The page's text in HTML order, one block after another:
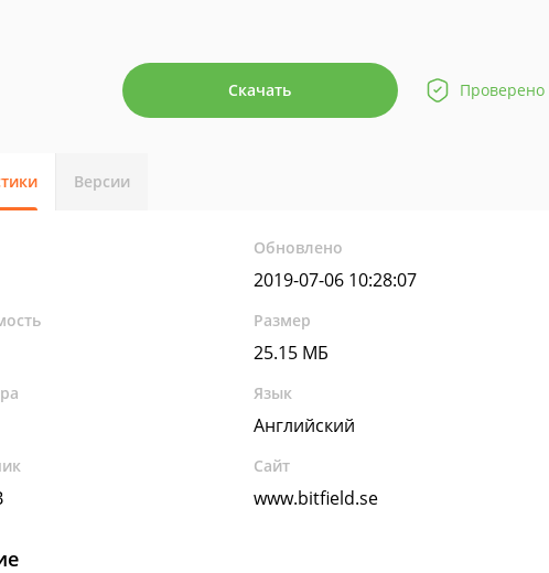
Скачать
Версии
Обновлено
2019-07-06 10:28:07
Размер
25.15 МБ
Язык
Английский
Сайт
www.bitfield.se